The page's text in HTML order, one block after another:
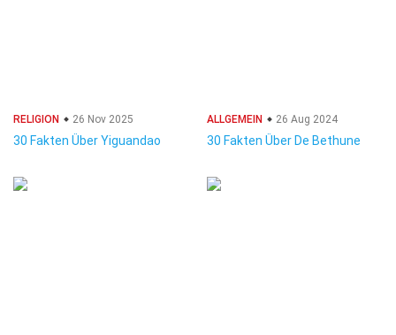
RELIGION 26 Nov 2025
30 Fakten Über Yiguandao
ALLGEMEIN 26 Aug 2024
30 Fakten Über De Bethune